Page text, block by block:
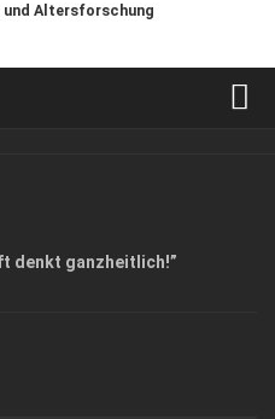
und Altersforschung
denkt ganzheitlich!”